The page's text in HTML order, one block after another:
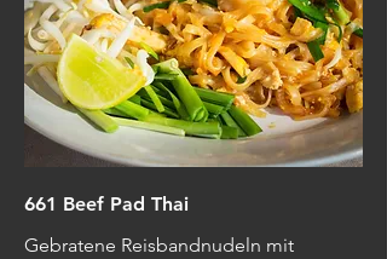
661 Beef Pad Thai
Gebratene Reisbandnudeln mit